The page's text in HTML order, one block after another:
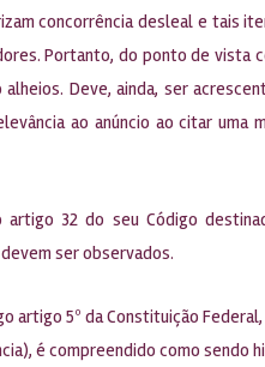
concorrência desleal e tais
Portanto, do ponto de vista
Deve, ainda, ser
ao anúncio ao citar
32 do seu Código
ser observados.
5º da Constituição
é compreendido como sendo